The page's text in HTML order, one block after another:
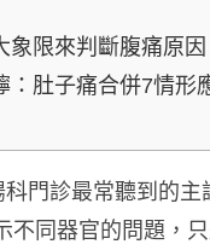
象限來判斷腹痛原因
：肚子痛合併7情形
門診最常聽到的
不同器官的問題，